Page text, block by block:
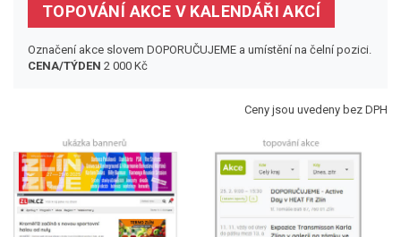
TOPOVÁNÍ AKCE V KALENDÁŘI AKCÍ
Označení akce slovem DOPORUČUJEME a umístění na čelní pozici.
CENA/TÝDEN 2 000 Kč
Ceny jsou uvedeny bez DPH